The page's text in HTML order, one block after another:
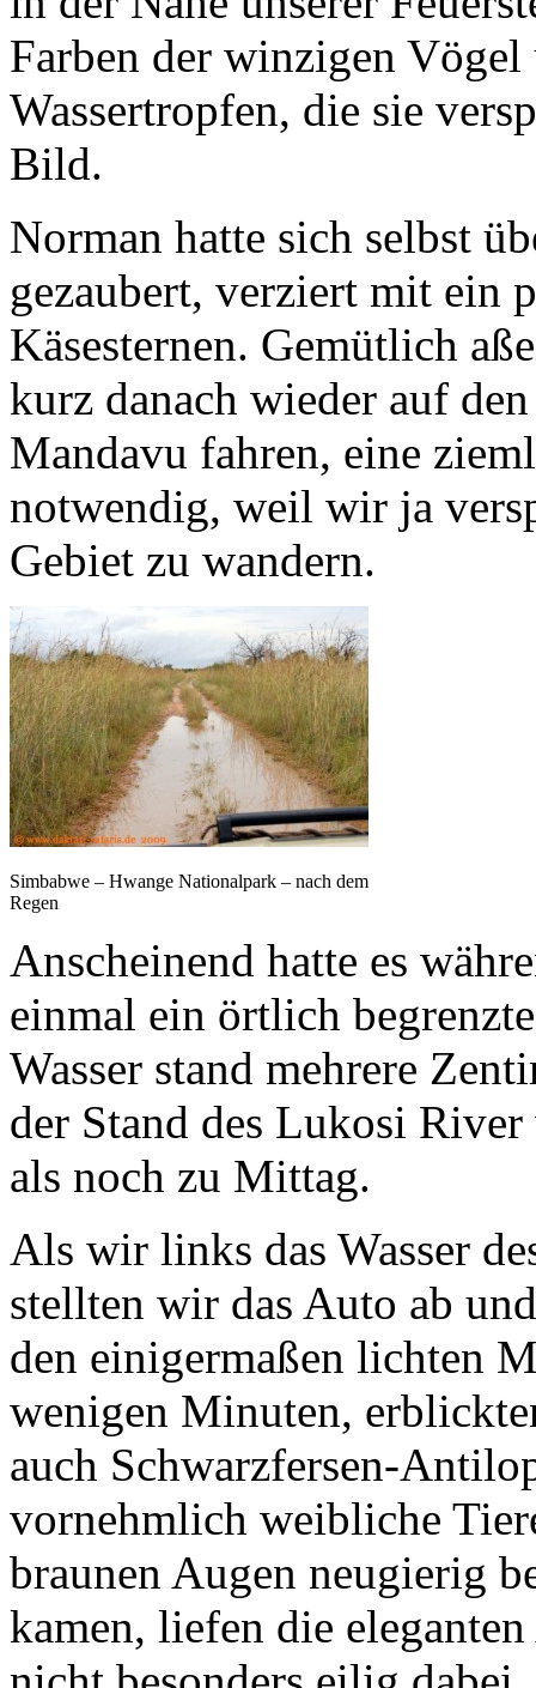
Farben der winzigen
Wassertropfen, die sie
Bild.
Norman hatte sich selbst
gezaubert, verziert mit ein
Käsesternen. Gemütlich
kurz danach wieder auf
Mandavu fahren, eine
notwendig, weil wir ja
Gebiet zu wandern.
Simbabwe – Hwange Nationalpark – nach dem
Regen
Anscheinend hatte es
einmal ein örtlich
Wasser stand mehrere
der Stand des Lukosi
als noch zu Mittag.
Als wir links das Wasser
stellten wir das Auto ab
den einigermaßen lichten
wenigen Minuten,
auch Schwarzfersen-
vornehmlich weibliche
braunen Augen neugierig
kamen, liefen die